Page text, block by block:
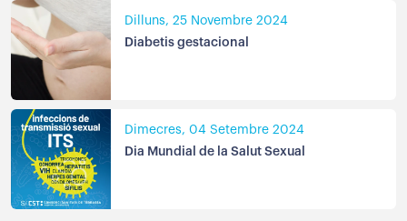
Dilluns, 25 Novembre 2024
Diabetis gestacional
Dimecres, 04 Setembre 2024
Dia Mundial de la Salut Sexual